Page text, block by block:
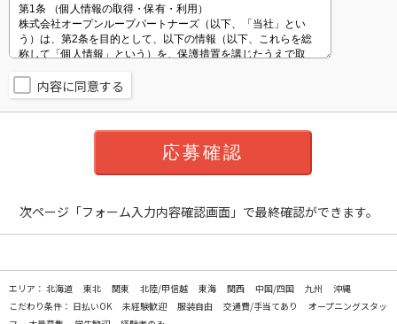
内容に同意する
次ページ「フォーム入力内容確認画面」で最終確認ができます。
エリア： 北海道 東北 関東 北陸/甲信越 東海 関西 中国/四国 九州
沖縄
こだわり条件： 日払いOK 未経験歓迎 服装自由 交通費/手当てあり
オープニングスタッ